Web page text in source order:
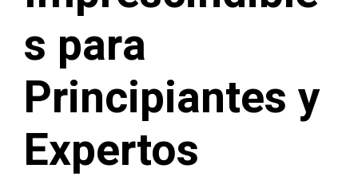
s para
Principiantes y
Expertos